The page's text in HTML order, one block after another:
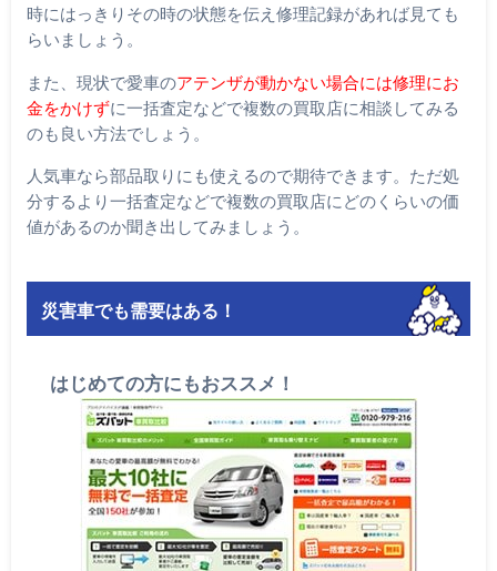
時にはっきりその時の状態を伝え修理記録があれば見ても
らいましょう。
また、現状で愛車のアテンザが動かない場合には修理にお
金をかけずに一括査定などで複数の買取店に相談してみる
のも良い方法でしょう。
人気車なら部品取りにも使えるので期待できます。ただ処
分するより一括査定などで複数の買取店にどのくらいの価
値があるのか聞き出してみましょう。
災害車でも需要はある！
はじめての方にもおススメ！